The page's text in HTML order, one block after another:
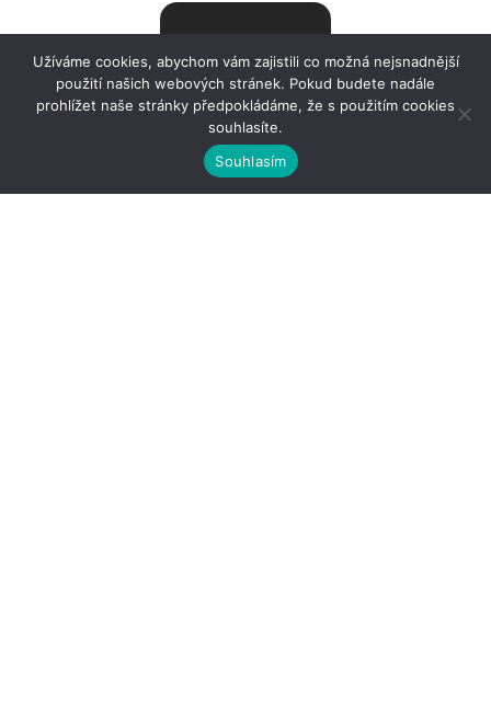
Užíváme cookies, abychom vám zajistili co možná nejsnadnější
použití našich webových stránek. Pokud budete nadále
prohlížet naše stránky předpokládáme, že s použitím cookies
souhlasíte.
Souhlasím